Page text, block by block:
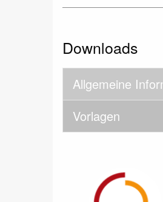
Downloads
Allgemeine
Vorlagen